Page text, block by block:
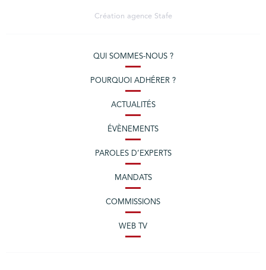
Création agence Stafe
QUI SOMMES-NOUS ?
POURQUOI ADHÉRER ?
ACTUALITÉS
ÉVÈNEMENTS
PAROLES D’EXPERTS
MANDATS
COMMISSIONS
WEB TV